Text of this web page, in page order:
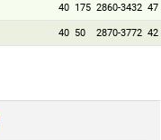
40 175 2860-3432 47
40 50 2870-3772 42